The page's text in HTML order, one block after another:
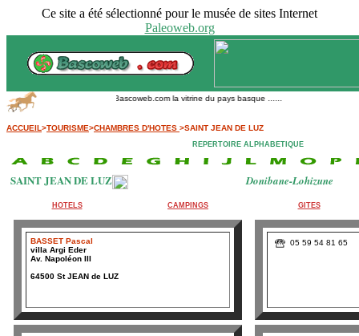
Ce site a été sélectionné pour le musée de sites Internet
Paleoweb.org
Bascoweb.com la vitrine du pays basque ......
ACCUEIL>TOURISME>CHAMBRES D'HOTES >SAINT JEAN DE LUZ
REPERTOIRE ALPHABETIQUE
SAINT JEAN DE LUZ Donibane-Lohizune
HOTELS CAMPINGS GITES
BASSET Pascal
villa Argi Eder
Av. Napoléon III
64500 St JEAN de LUZ
05 59 54 81 65